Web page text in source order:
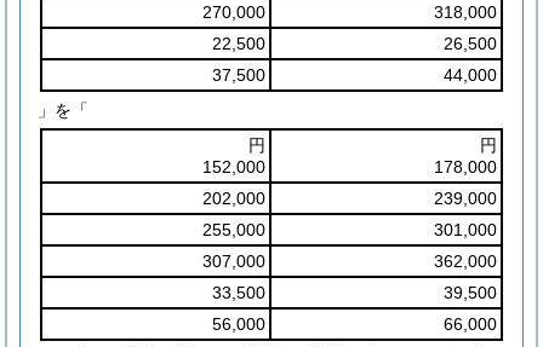
270,000
318,000
22,500
26,500
37,500
44,000
」を「
円
152,000
円
178,000
202,000
239,000
255,000
301,000
307,000
362,000
33,500
39,500
56,000
66,000